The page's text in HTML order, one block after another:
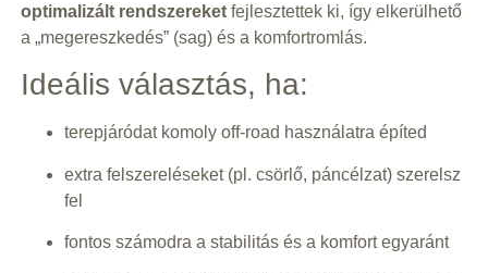
optimalizált rendszereketfejlesztettek ki, így elkerülhető
a „megereszkedés” (sag) és a komfortromlás.
Ideális választás, ha:
terepjáródat komoly off-road használatra építed
extra felszereléseket (pl. csörlő, páncélzat) szerelsz
fel
fontos számodra a stabilitás és a komfort egyaránt